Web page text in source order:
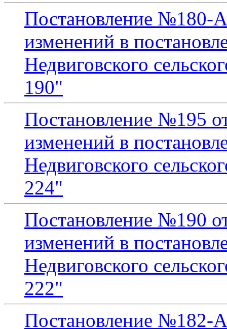
Постановление №180-
изменений в
Недвиговского
190"
Постановление №195
изменений в
Недвиговского
224"
Постановление №190
изменений в
Недвиговского
222"
Постановление №182-